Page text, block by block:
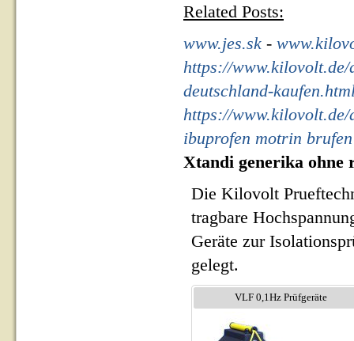
Related Posts:
www.jes.sk -
https://
deutschland-
https://www.kilovolt.de/
ibuprofen motrin
Xtandi generika ohne
Die Kilovolt
tragbare
Geräte zur
gelegt.
VLF 0,1Hz Prüfgeräte